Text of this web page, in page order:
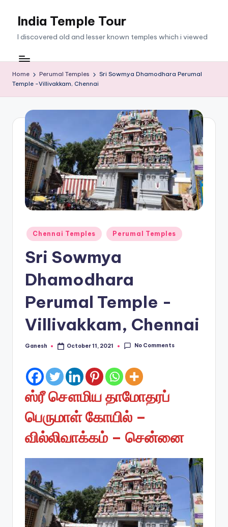
India Temple Tour
I discovered old and lesser known temples which i viewed
Home Perumal Temples
Sri Sowmya Dhamodhara Perumal
Temple -Villivakkam, Chennai
Posted
in
Chennai Temples Perumal Temples
Sri Sowmya
Dhamodhara
Perumal Temple -
Villivakkam, Chennai
Posted
Ganesh October 11, 2021 No Comments
ஸ்ரீ சௌமிய தாமோதரப்
பெருமாள் கோயில் –
வில்லிவாக்கம் – சென்னை